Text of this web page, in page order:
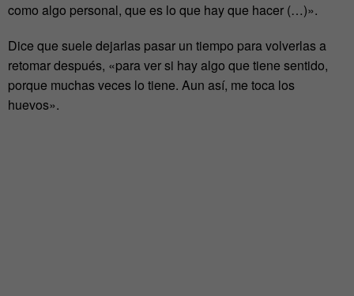
como algo personal, que es lo que hay que hacer (…)».
Dice que suele dejarlas pasar un tiempo para volverlas a
retomar después, «para ver si hay algo que tiene sentido,
porque muchas veces lo tiene. Aun así, me toca los
huevos».